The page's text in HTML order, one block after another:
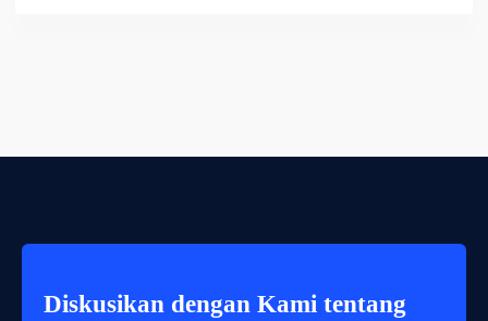
Diskusikan dengan Kami tentang